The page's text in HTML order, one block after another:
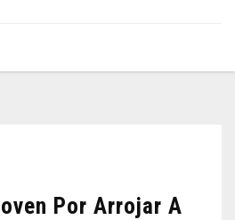
Por Arrojar A